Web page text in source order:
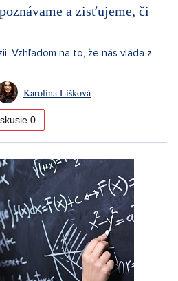
a zisťujeme, či
Vzhľadom na to, že nás vláda z
Karolína Lišková
0